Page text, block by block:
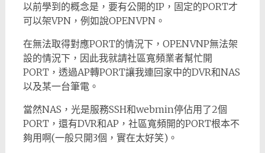
以前學到的概念是，要有公開的IP，固定的PORT才
可以架VPN，例如說OPENVPN。
在無法取得對應PORT的情況下，OPENVNP無法架
設的情況下，因此我就請社區寬頻業者幫忙開
PORT，透過AP轉PORT讓我連回家中的DVR和NAS
以及某一台筆電。
當然NAS，光是服務SSH和webmin停佔用了2個
PORT，還有DVR和AP，社區寬頻開的PORT根本不
夠用啊(一般只開3個，實在太好笑)。